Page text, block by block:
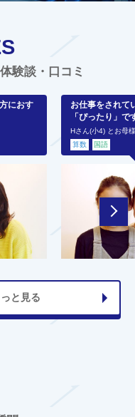
験談・口コミ
におす
お仕事をされて
「ぴったり」で
Hさん(小4) とお母
算数
国語
と見る